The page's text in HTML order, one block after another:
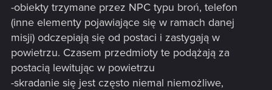
-obiekty trzymane przez NPC typu broń, telefon
(inne elementy pojawiające się w ramach danej
misji) odczepiają się od postaci i zastygają w
powietrzu. Czasem przedmioty te podążają za
postacią lewitując w powietrzu
-skradanie się jest często niemal niemożliwe,